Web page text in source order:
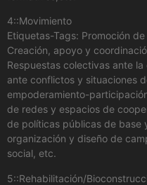
4::Movimiento
Etiquetas-Tags: Promoción
Creación, apoyo y
Respuestas colectivas ante
ante conflictos y situaciones
empoderamiento-
de redes y espacios de
de políticas públicas de base
organización y diseño de
social, etc.
5::Rehabilitación/